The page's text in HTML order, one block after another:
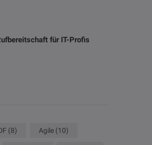
für IT-Profis
(8) Agile (10)